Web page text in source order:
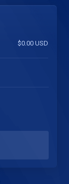
$0.00 USD